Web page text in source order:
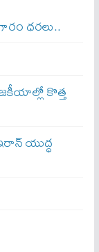
ధరలు..
కొత్త
యుద్ధ